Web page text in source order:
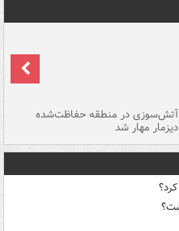
آتش‌سوزی در منطقه حفاظت‌شده
دیزمار مهار شد